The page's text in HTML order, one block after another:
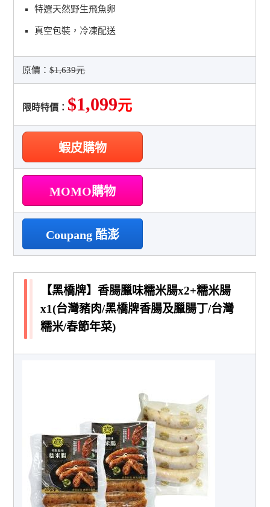
特選天然野生飛魚卵
真空包裝，冷凍配送
原價：$1,639元
限時特價： $1,099元
蝦皮購物
MOMO購物
Coupang 酷澎
【黑橋牌】香腸臘味糯米腸x2+糯米腸
x1(台灣豬肉/黑橋牌香腸及臘腸丁/台灣
糯米/春節年菜)